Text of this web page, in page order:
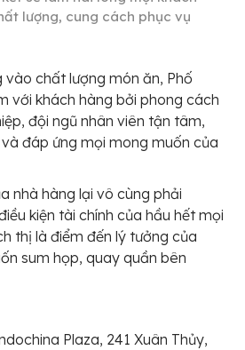
lượng, cung cách phục vụ
vào chất lượng món ăn, Phố
với khách hàng bởi phong cách
đội ngũ nhân viên tận tâm,
đáp ứng mọi mong muốn của
nhà hàng lại vô cùng phải
kiện tài chính của hầu hết mọi
thị là điểm đến lý tưởng của
sum họp, quay quần bên
Plaza, 241 Xuân Thủy,